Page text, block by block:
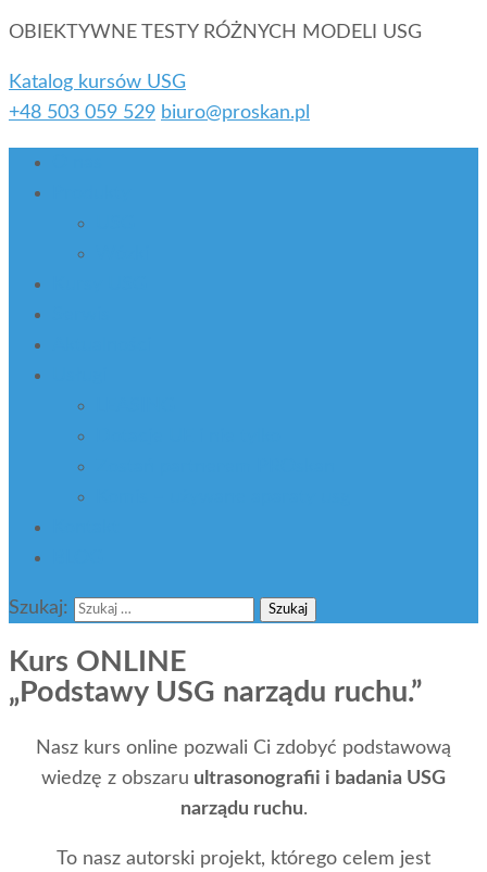
OBIEKTYWNE TESTY RÓŻNYCH MODELI USG
Katalog kursów USG
+48 503 059 529 biuro@proskan.pl
Szukaj:
Kurs ONLINE
„Podstawy USG narządu ruchu.”
Nasz kurs online pozwali Ci zdobyć podstawową
wiedzę z obszaru ultrasonografii i badania USG
narządu ruchu.
To nasz autorski projekt, którego celem jest